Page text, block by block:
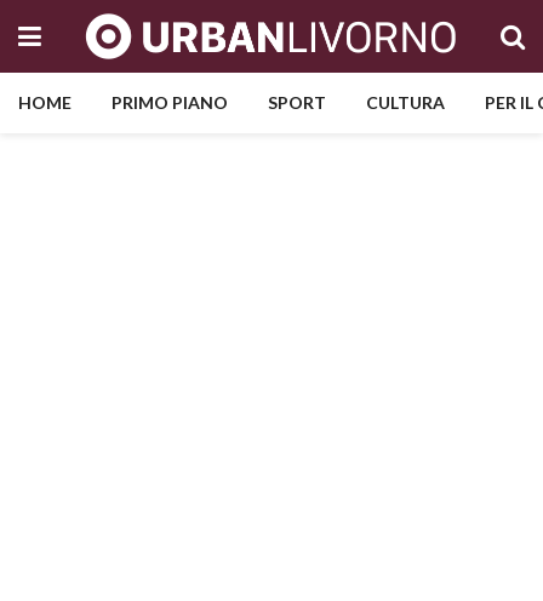
HOME PRIMO PIANO SPORT CULTURA PER